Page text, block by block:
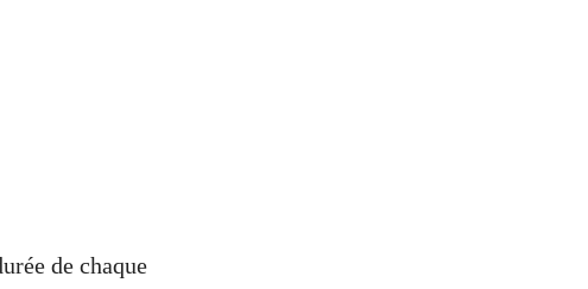
de chaque